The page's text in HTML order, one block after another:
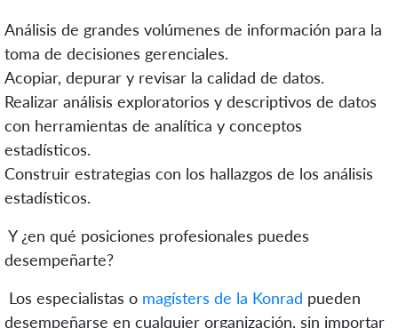
Análisis de grandes volúmenes de información para la
toma de decisiones gerenciales.
Acopiar, depurar y revisar la calidad de datos.
Realizar análisis exploratorios y descriptivos de datos
con herramientas de analítica y conceptos
estadísticos.
Construir estrategias con los hallazgos de los análisis
estadísticos.
Y ¿en qué posiciones profesionales puedes
desempeñarte?
Los especialistas o magísters de la Konrad pueden
desempeñarse en cualquier organización, sin importar